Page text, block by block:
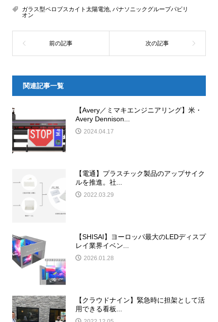
ガラス型ペロブスカイト太陽電池, パナソニックグループパビリ
オン
関連記事一覧
【Avery／ミマキエンジニアリング】米・
Avery Dennison...
2024.04.17
【電通】プラスチック製品のアップサイク
ルを推進。社...
2022.03.29
【SHISAI】ヨーロッパ最大のLEDディスプ
レイ業界イベン...
2026.01.28
【クラウドナイン】緊急時に担架として活
用できる看板...